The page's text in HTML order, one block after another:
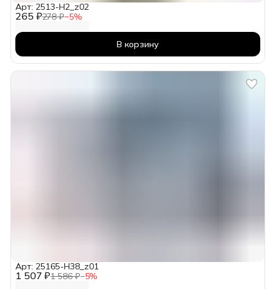
265 ₽278 ₽−5%
Арт: 2513-H2_z02
В корзину
1 507 ₽1 586 ₽−5%
Арт: 25165-H38_z01